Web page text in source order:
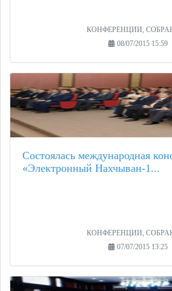
КОНФЕРЕНЦИИ,
08/07/2015 15:59
Состоялась международная
«Электронный Нахчыван-1...
КОНФЕРЕНЦИИ,
07/07/2015 13:25